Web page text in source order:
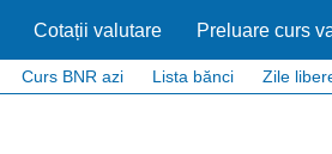
Cotații valutare Preluare curs
Curs BNR azi Lista bănci Zile